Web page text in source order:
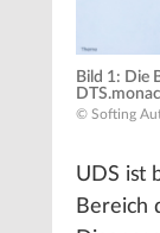
Bild 1: Die
© Softing
UDS ist
Bereich